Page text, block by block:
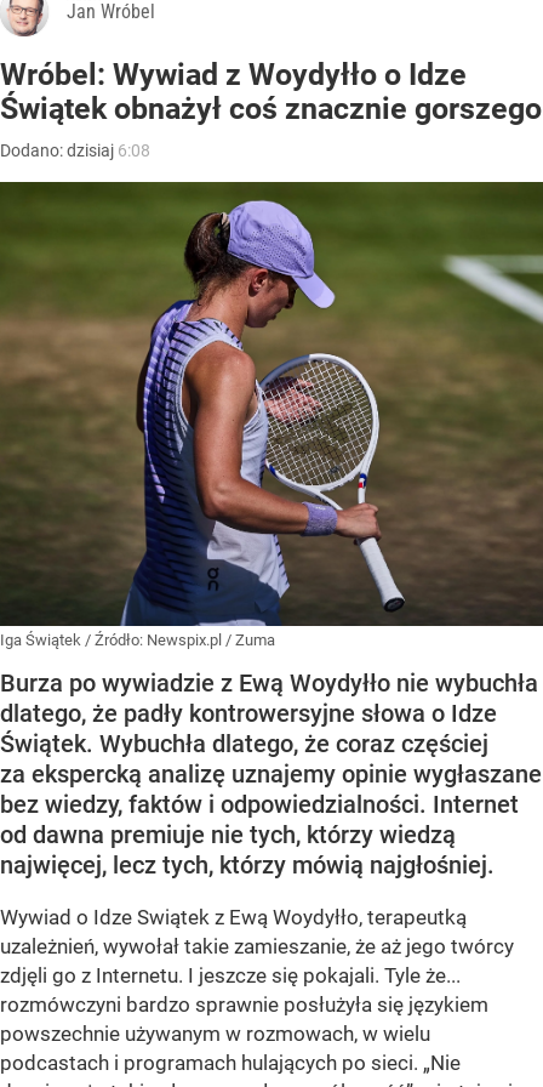
Jan Wróbel
Wróbel: Wywiad z Woydyłło o Idze
Świątek obnażył coś znacznie gorszego
Dodano:dzisiaj 6:08
Iga Świątek / Źródło: Newspix.pl / Zuma
Burza po wywiadzie z Ewą Woydyłło nie wybuchła
dlatego, że padły kontrowersyjne słowa o Idze
Świątek. Wybuchła dlatego, że coraz częściej
za ekspercką analizę uznajemy opinie wygłaszane
bez wiedzy, faktów i odpowiedzialności. Internet
od dawna premiuje nie tych, którzy wiedzą
najwięcej, lecz tych, którzy mówią najgłośniej.
Wywiad o Idze Swiątek z Ewą Woydyłło, terapeutką
uzależnień, wywołał takie zamieszanie, że aż jego twórcy
zdjęli go z Internetu. I jeszcze się pokajali. Tyle że...
rozmówczyni bardzo sprawnie posłużyła się językiem
powszechnie używanym w rozmowach, w wielu
podcastach i programach hulających po sieci. „Nie